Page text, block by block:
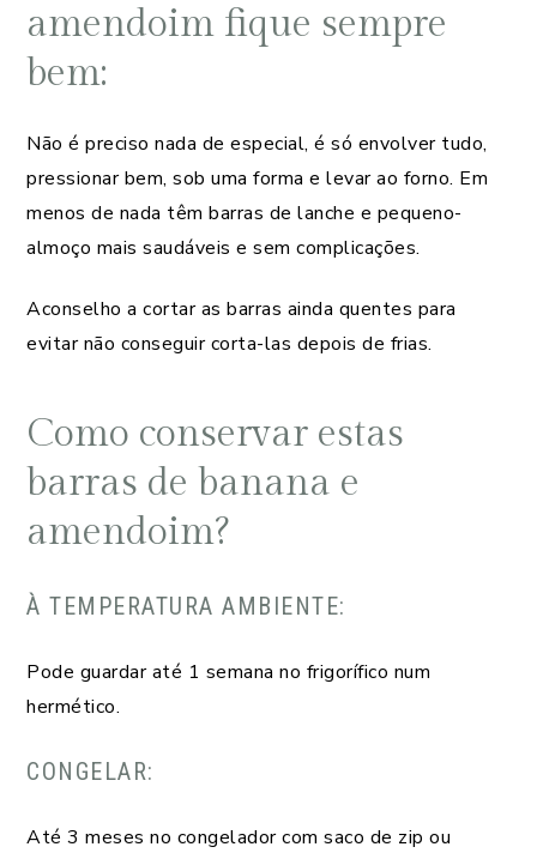
amendoim fique sempre
bem:
Não é preciso nada de especial, é só envolver tudo,
pressionar bem, sob uma forma e levar ao forno. Em
menos de nada têm barras de lanche e pequeno-
almoço mais saudáveis e sem complicações.
Aconselho a cortar as barras ainda quentes para
evitar não conseguir corta-las depois de frias.
Como conservar estas
barras de banana e
amendoim?
À TEMPERATURA AMBIENTE:
Pode guardar até 1 semana no frigorífico num
hermético.
CONGELAR:
Até 3 meses no congelador com saco de zip ou